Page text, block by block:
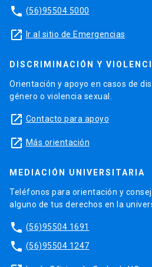
phone (56)95504 5000
launch Ir al sitio de Emergencias
DISCRIMINACIÓN Y
Orientación y apoyo en casos de
género o violencia sexual.
launch Contacto para apoyo
launch Más orientación
MEDIACIÓN UNIVERSITARIA
Teléfonos para orientación y
alguno de tus derechos en la
phone (56)95504 1691
phone (56)95504 1247